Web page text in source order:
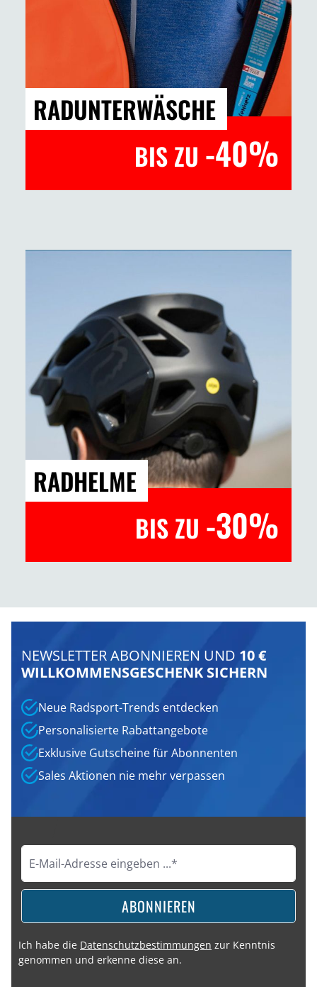
BIS ZU -40%
RADUNTERWÄSCHE
Jetzt entdecken
BIS ZU -30%
RADHELME
NEWSLETTER ABONNIEREN UND 10 €
WILLKOMMENSGESCHENK SICHERN
Neue Radsport-Trends entdecken
Personalisierte Rabattangebote
Exklusive Gutscheine für Abonnenten
Sales Aktionen nie mehr verpassen
ABONNIEREN
Ich habe die Datenschutzbestimmungen zur Kenntnis
genommen und erkenne diese an.